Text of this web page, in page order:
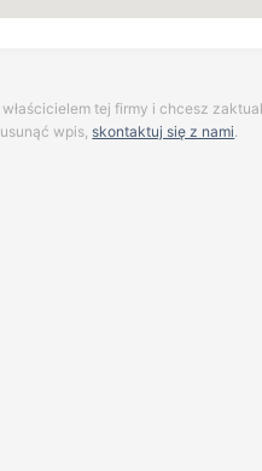
tej firmy i chcesz
usunąć wpis, skontaktuj się z nami.